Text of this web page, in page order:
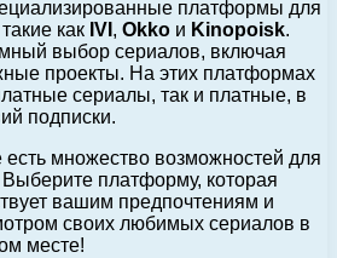
платформы для
как IVI , Okko и Kinopoisk.
выбор сериалов, включая
проекты. На этих платформах
сериалы, так и платные, в
подписки.
множество возможностей для
платформу, которая
вашим предпочтениям и
своих любимых сериалов в
месте!